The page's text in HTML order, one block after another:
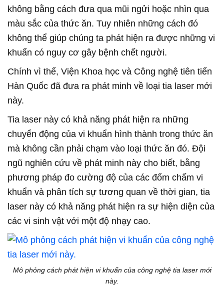
không bằng cách đưa qua mũi ngửi hoặc nhìn qua
màu sắc của thức ăn. Tuy nhiên những cách đó
không thể giúp chúng ta phát hiện ra được những vi
khuẩn có nguy cơ gây bệnh chết người.
Chính vì thế, Viện Khoa học và Công nghệ tiên tiến
Hàn Quốc đã đưa ra phát minh về loại tia laser mới
này.
Tia laser này có khả năng phát hiện ra những
chuyển động của vi khuẩn hình thành trong thức ăn
mà không cần phải chạm vào loại thức ăn đó. Đội
ngũ nghiên cứu về phát minh này cho biết, bằng
phương pháp đo cường độ của các đốm chấm vi
khuẩn và phân tích sự tương quan về thời gian, tia
laser này có khả năng phát hiện ra sự hiện diện của
các vi sinh vật với một độ nhạy cao.
Mô phỏng cách phát hiện vi khuẩn của công nghệ tia laser mới
này.